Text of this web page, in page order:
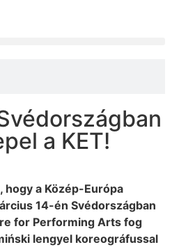
a KET!
a Közép-Európa
14-én Svédországban
for Performing Arts fog
lengyel koreográfussal